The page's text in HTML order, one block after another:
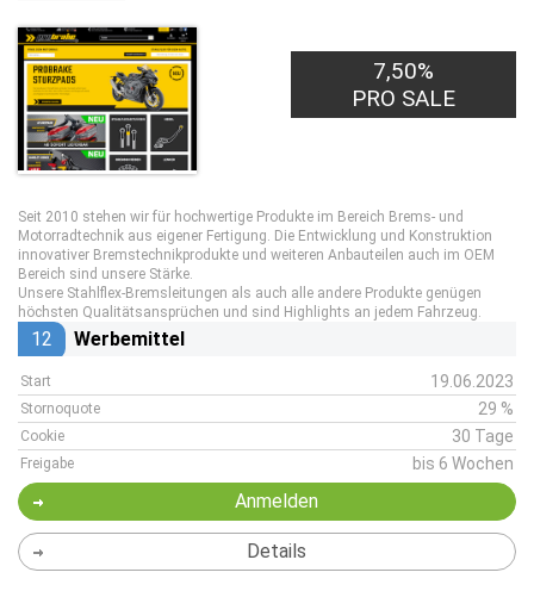
7,50%
PRO SALE
Seit 2010 stehen wir für hochwertige Produkte im Bereich Brems- und
Motorradtechnik aus eigener Fertigung. Die Entwicklung und Konstruktion
innovativer Bremstechnikprodukte und weiteren Anbauteilen auch im OEM
Bereich sind unsere Stärke.
Unsere Stahlflex-Bremsleitungen als auch alle andere Produkte genügen
höchsten Qualitätsansprüchen und sind Highlights an jedem Fahrzeug.
12 Werbemittel
Start 19.06.2023
Stornoquote 29 %
Cookie 30 Tage
Freigabe bis 6 Wochen
Anmelden
Details